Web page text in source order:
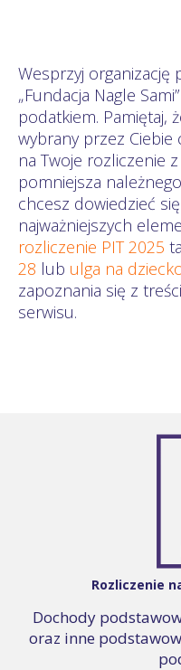
Wesprzyj
„Fundacja Nagle
podatkiem. Pamiętaj,
wybrany przez Ciebie
na Twoje rozliczenie
pomniejsza
chcesz dowiedzieć
najważniejszych
rozliczenie PIT 2025
28 lub ulga na
zapoznania się z
serwisu.
Rozliczenie
Dochody
oraz inne